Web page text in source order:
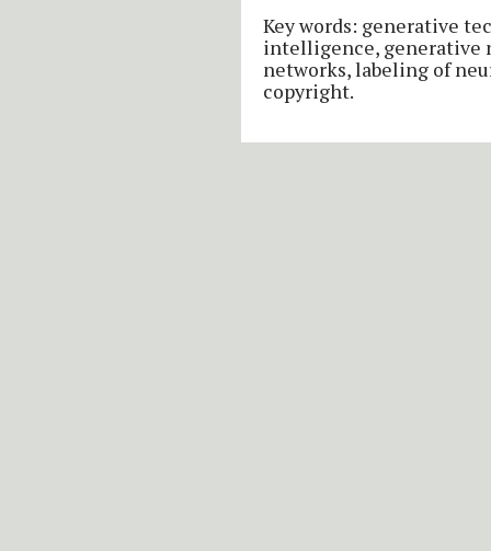
Key words: generative
intelligence, generative
networks, labeling of
copyright.